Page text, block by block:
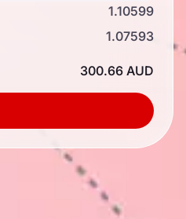
1.10599
1.07593
300.66 AUD